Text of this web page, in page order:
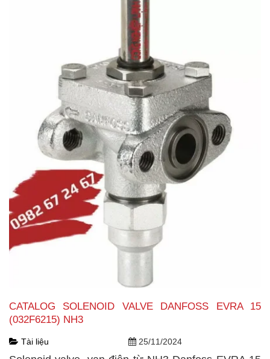
CATALOG SOLENOID VALVE DANFOSS EVRA 15
(032F6215) NH3
Tài liệu 25/11/2024